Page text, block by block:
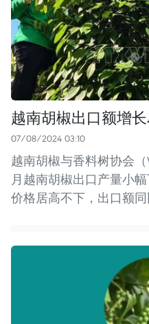
越南胡椒出口额增
07/08/2024 03:10
越南胡椒与香料树协会（
月越南胡椒出口产量小
价格居高不下，出口额同